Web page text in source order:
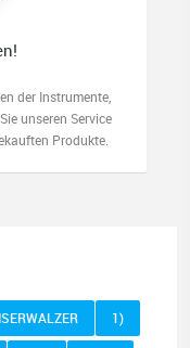
der Instrumente,
unseren Service
Produkte.
1)